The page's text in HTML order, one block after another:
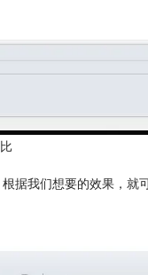
据我们想要的效果，